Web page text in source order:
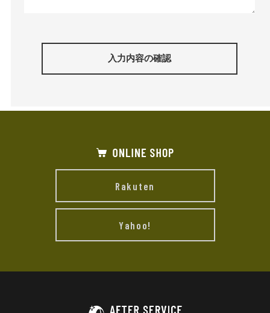
入力内容の確認
Rakuten
Yahoo!